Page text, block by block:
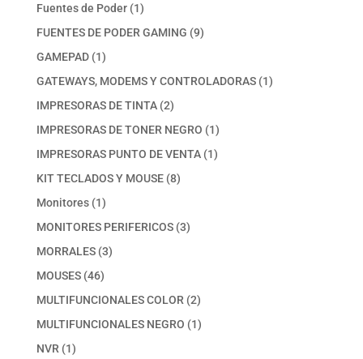
Fuentes de Poder 11
producto
FUENTES DE PODER GAMING 99
GAMEPAD 11
producto
GATEWAYS, MODEMS Y CONTROLADORAS 11
IMPRESORAS DE TINTA 22
productos
IMPRESORAS DE TONER NEGRO 11
producto
IMPRESORAS PUNTO DE VENTA 11
KIT TECLADOS Y MOUSE 88
Monitores 11
producto
MONITORES PERIFERICOS 33
MORRALES 33
MOUSES 4646
productos
MULTIFUNCIONALES COLOR 22
productos
MULTIFUNCIONALES NEGRO 11
NVR 11